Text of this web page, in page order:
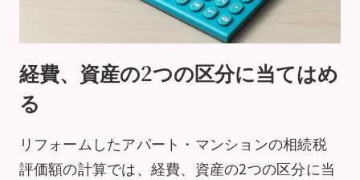
経費、資産の2つの区分に当てはめ
る
リフォームしたアパート・マンションの相続税
評価額の計算では、経費、資産の2つの区分に当